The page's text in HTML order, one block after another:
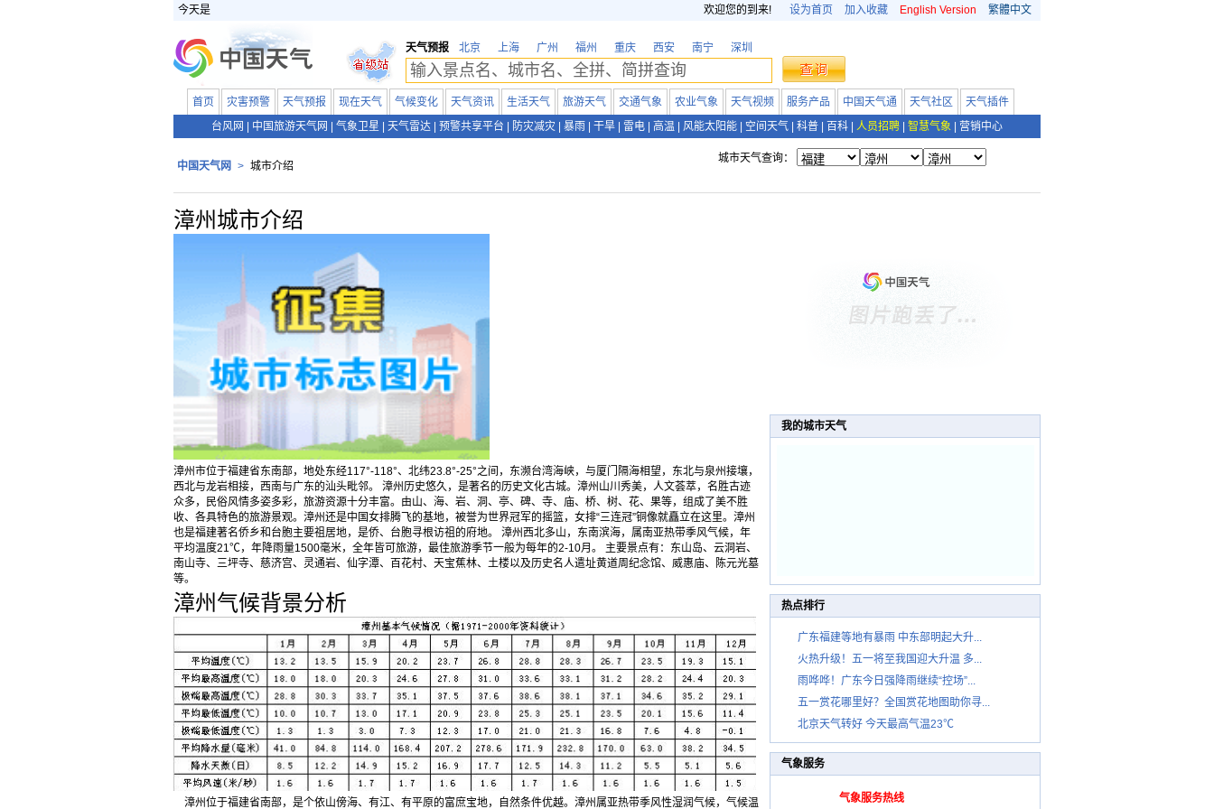
今天是 欢迎您的到来! 设为首页 加入收藏 English Version 繁體中文
天气预报 北京 上海 广州 福州 重庆 西安 南宁 深圳
首页 灾害预警 天气预报 现在天气 气候变化 天气资讯 生活天气 旅游天气 交通气象 农业气象 天气视频 服务产品 中国天气通 天气社区
天气插件
台风网
中国旅游天气网 气象卫星 天气雷达 预警共享平台 防灾减灾 暴雨 干旱 雷电 高温 风能太阳能 空间天气 科普 百科 人员招聘 智慧气象 营销中心
中国天气网 > 城市介绍
城市天气查询：
漳州城市介绍
漳州市位于福建省东南部，地处东经117°-118°、北纬23.8°-25°之间，东濒台湾海峡，与厦门隔海相望，东北与泉州接壤，
西北与龙岩相接，西南与广东的汕头毗邻。 漳州历史悠久，是著名的历史文化古城。漳州山川秀美，人文荟萃，名胜古迹
众多，民俗风情多姿多彩，旅游资源十分丰富。由山、海、岩、洞、亭、碑、寺、庙、桥、树、花、果等，组成了美不胜
收、各具特色的旅游景观。漳州还是中国女排腾飞的基地，被誉为世界冠军的摇篮，女排“三连冠”铜像就矗立在这里。漳州
也是福建著名侨乡和台胞主要祖居地，是侨、台胞寻根访祖的府地。 漳州西北多山，东南滨海，属南亚热带季风气候，年
平均温度21℃，年降雨量1500毫米，全年皆可旅游，最佳旅游季节一般为每年的2-10月。 主要景点有：东山岛、云洞岩、
南山寺、三坪寺、慈济宫、灵通岩、仙字潭、百花村、天宝蕉林、土楼以及历史名人遣址黄道周纪念馆、威惠庙、陈元光墓
等。
漳州气候背景分析
漳州位于福建省南部，是个依山傍海、有江、有平原的富庶宝地，自然条件优越。漳州属亚热带季风性湿润气候，气候温
我的城市天气
热点排行
广东福建等地有暴雨 中东部明起大升...
火热升级！五一将至我国迎大升温 多...
雨哗哗！广东今日强降雨继续“控场”...
五一赏花哪里好？全国赏花地图助你寻...
北京天气转好 今天最高气温23℃
气象服务
气象服务热线